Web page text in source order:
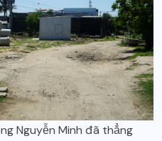
Nguyễn Minh đã thẳng